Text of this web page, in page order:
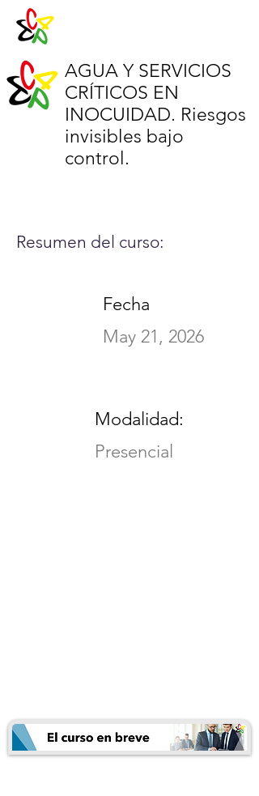
AGUA Y SERVICIOS
CRÍTICOS EN
INOCUIDAD. Riesgos
invisibles bajo
control.
Resumen del curso:
Fecha
May 21, 2026
Modalidad:
Presencial